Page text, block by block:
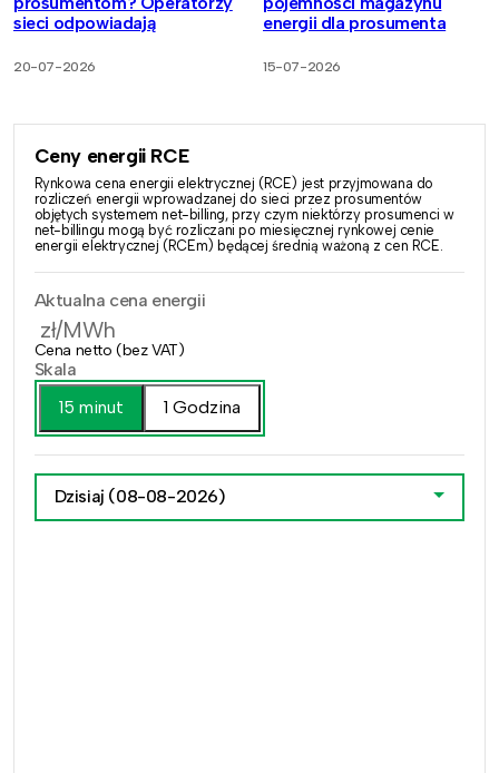
sieci odpowiadają
20-07-2026
energii dla prosumenta
15-07-2026
Ceny energii RCE
Rynkowa cena energii elektrycznej (RCE) jest przyjmowana do
rozliczeń energii wprowadzanej do sieci przez prosumentów
objętych systemem net-billing, przy czym niektórzy prosumenci w
net-billingu mogą być rozliczani po miesięcznej rynkowej cenie
energii elektrycznej (RCEm) będącej średnią ważoną z cen RCE.
Aktualna cena energii
zł/MWh
Cena netto (bez VAT)
Skala
15 minut
1 Godzina
Dzisiaj (08-08-2026)